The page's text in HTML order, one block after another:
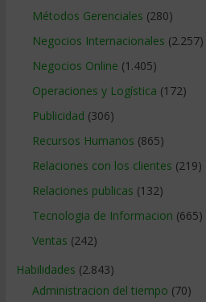
Métodos Gerenciales (280)
Negocios Internacionales (2.257)
Negocios Online (1.405)
Operaciones y Logística (172)
Publicidad (306)
Recursos Humanos (865)
Relaciones con los clientes (219)
Relaciones publicas (132)
Tecnologia de Informacion (665)
Ventas (242)
Habilidades (2.843)
Administracion del tiempo (70)